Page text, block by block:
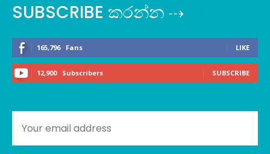
SUBSCRIBE කරන්න ⇢
165,796 Fans LIKE
12,900 Subscribers SUBSCRIBE